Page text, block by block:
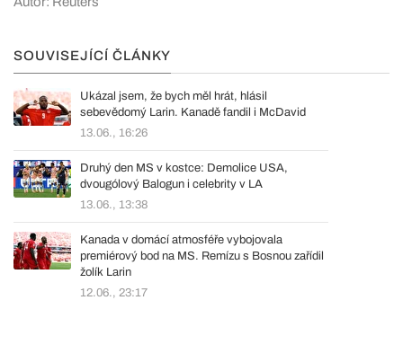
SOUVISEJÍCÍ ČLÁNKY
Ukázal jsem, že bych měl hrát, hlásil
sebevědomý Larin. Kanadě fandil i McDavid
13.06., 16:26
Druhý den MS v kostce: Demolice USA,
dvougólový Balogun i celebrity v LA
13.06., 13:38
Kanada v domácí atmosféře vybojovala
premiérový bod na MS. Remízu s Bosnou zařídil
žolík Larin
12.06., 23:17